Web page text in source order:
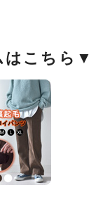
はこちら▼